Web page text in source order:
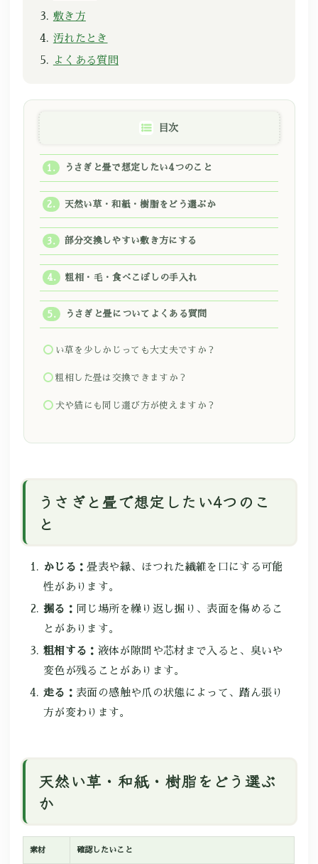
敷き方
汚れたとき
よくある質問
目次
うさぎと畳で想定したい4つのこと
天然い草・和紙・樹脂をどう選ぶか
部分交換しやすい敷き方にする
粗相・毛・食べこぼしの手入れ
うさぎと畳についてよくある質問
い草を少しかじっても大丈夫ですか？
粗相した畳は交換できますか？
犬や猫にも同じ選び方が使えますか？
うさぎと畳で想定したい4つのこ
と
かじる：畳表や縁、ほつれた繊維を口にする可能
性があります。
掘る： 同じ場所を繰り返し掘り、表面を傷めるこ
とがあります。
粗相する： 液体が隙間や芯材まで入ると、臭いや
変色が残ることがあります。
走る：表面の感触や爪の状態によって、踏ん張り
方が変わります。
天然い草・和紙・樹脂をどう選ぶ
か
素材 確認したいこと